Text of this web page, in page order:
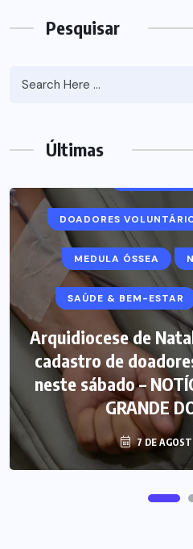
Pesquisar
Últimas
CATEDRAL
DOADORES
MEDULA ÓSSEA
SAÚDE & BEM-ESTAR
Arquidiocese de
cadastro de
neste sábado –
GRANDE
7 DE